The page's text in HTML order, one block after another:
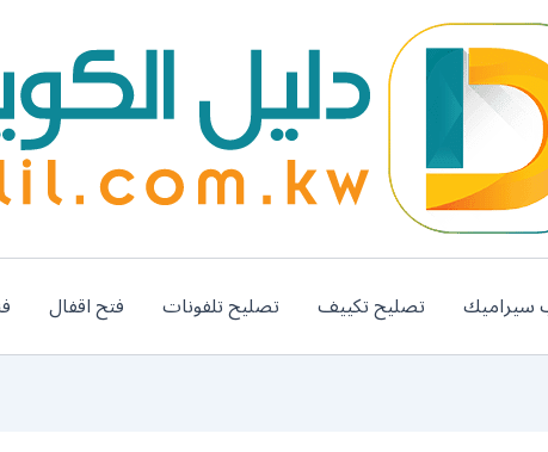
سيراميك تصليح تكييف تصليح تلفونات فتح اقفال